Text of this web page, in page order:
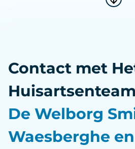
Contact met
Huisartsenteam
De Welborg
Waesberghe